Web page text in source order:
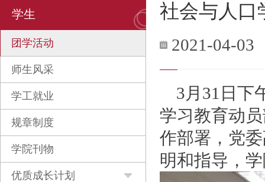
学生
团学活动
师生风采
学工就业
规章制度
学院刊物
优质成长计划
社会与人口
2021-04-03
3月31日下
学习教育动
作部署，党
明和指导，